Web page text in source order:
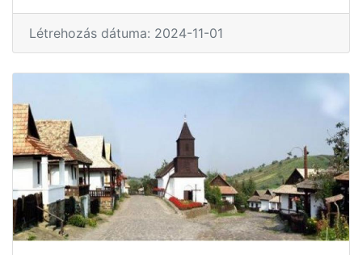
Létrehozás dátuma: 2024-11-01